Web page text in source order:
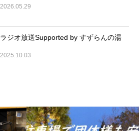
2026.05.29
ラジオ放送Supported by すずらんの湯
2025.10.03